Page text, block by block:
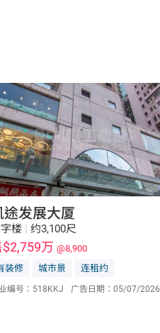
郑蒨伶 Ling Cheng
S-474405
途发展大厦
楼 约3,100尺
万 @8,900
装修
城市景 连租约
编号： 518KKJ 广告日期： 05/07/2026